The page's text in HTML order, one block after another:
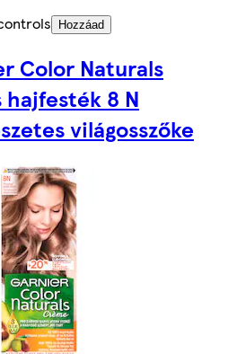
Hozzáad
Color Naturals
hajfesték 8 N
világosszőke